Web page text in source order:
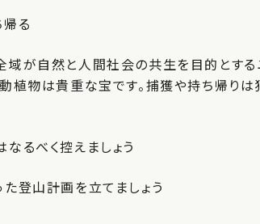
る
域が自然と人間社会の共生を目的とす
植物は貴重な宝です。捕獲や持ち帰り
るべく控えましょう
登山計画を立てましょう